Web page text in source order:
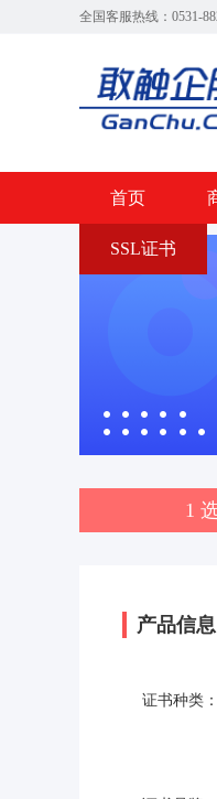
全国客服热线：0531-
首页
SSL证书
1
产品信息
证书种类：